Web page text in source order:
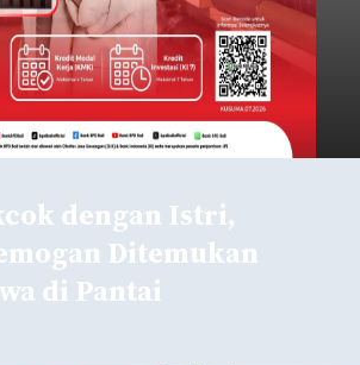
dengan Istri,
Ditemukan
di Pantai